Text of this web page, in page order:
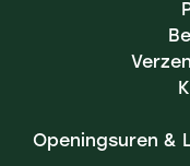
Openingsuren &